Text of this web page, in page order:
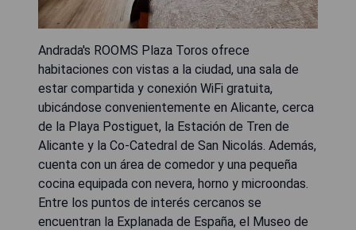
Andrada's ROOMS Plaza Toros ofrece
habitaciones con vistas a la ciudad, una sala de
estar compartida y conexión WiFi gratuita,
ubicándose convenientemente en Alicante, cerca
de la Playa Postiguet, la Estación de Tren de
Alicante y la Co-Catedral de San Nicolás. Además,
cuenta con un área de comedor y una pequeña
cocina equipada con nevera, horno y microondas.
Entre los puntos de interés cercanos se
encuentran la Explanada de España, el Museo de